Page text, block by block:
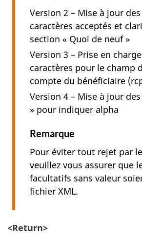
Version 2 – Mise à jour
caractères acceptés et
section « Quoi de neuf »
Version 3 – Prise en
caractères pour le champ
compte du bénéficiaire
Version 4 – Mise à jour
» pour indiquer alpha
Remarque
Pour éviter tout rejet par
veuillez vous assurer que
facultatifs sans valeur
fichier XML.
<Return>